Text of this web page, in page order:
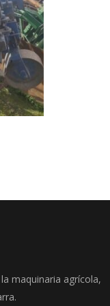
maquinaria agrícola,